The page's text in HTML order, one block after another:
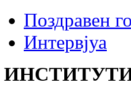
Поздравен
Интервјуа